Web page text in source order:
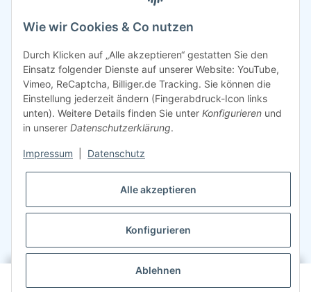
Rechtliches
©2026Sparsando GmbHWebdesign mit ❤️ von LIST & SELL GmbH
Wie wir Cookies & Co nutzen
Durch Klicken auf „Alle akzeptieren“ gestatten Sie den
Einsatz folgender Dienste auf unserer Website: YouTube,
Vimeo, ReCaptcha, Billiger.de Tracking. Sie können die
Einstellung jederzeit ändern (Fingerabdruck-Icon links
unten). Weitere Details finden Sie unter Konfigurieren und
in unserer Datenschutzerklärung.
Impressum Datenschutz
Alle akzeptieren
Konfigurieren
Ablehnen